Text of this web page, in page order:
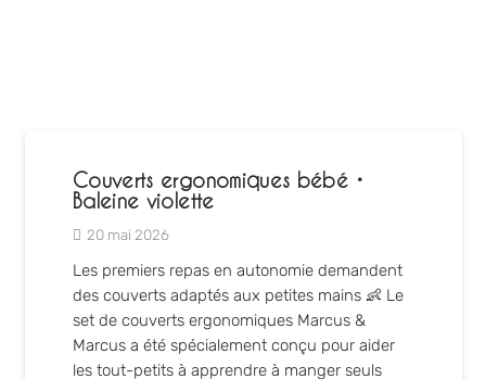
Couverts ergonomiques bébé •
Baleine violette
20 mai 2026
Les premiers repas en autonomie demandent
des couverts adaptés aux petites mains 👶 Le
set de couverts ergonomiques Marcus &
Marcusa été spécialement conçu pour aider
les tout-petits à apprendre à manger seuls